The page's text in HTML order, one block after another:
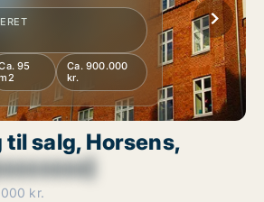
95
Ca. 900.000
kr.
salg, Horsens,
kr.